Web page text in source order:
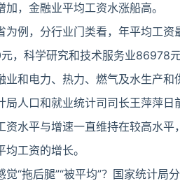
加，金融业平均工资水涨船高。
为例，分行业门类看，年平均工
，科学研究和技术服务业86978
业和电力、热力、燃气及水生产和
局人口和就业统计司司长王萍萍
资水平与增速一直维持在较高水
均工资的增长。
觉“拖后腿”“被平均”？国家统计